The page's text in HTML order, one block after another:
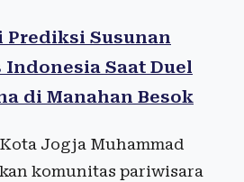
Prediksi Susunan
Indonesia Saat Duel
di Manahan Besok
Jogja Muhammad
komunitas pariwisara